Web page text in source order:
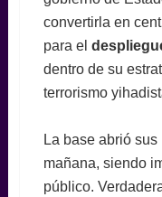
convertirla en
para el
dentro de su
terrorismo
La base abrió
mañana, siendo
público.